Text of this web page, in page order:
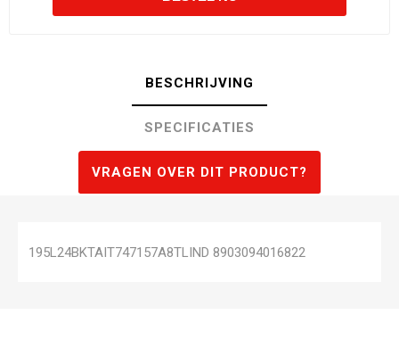
BESCHRIJVING
SPECIFICATIES
VRAGEN OVER DIT PRODUCT?
195L24BKTAIT747157A8TLIND 8903094016822